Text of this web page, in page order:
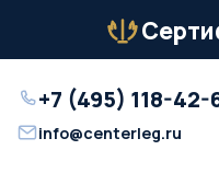
Телефон
+7 (495) 118-42-
Email
info@centerleg.ru